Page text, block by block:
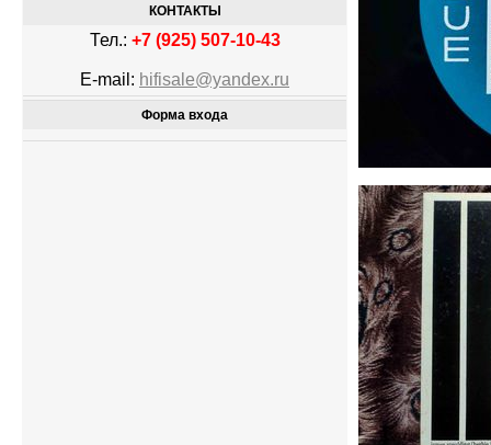
КОНТАКТЫ
Тел.: +7 (925) 507-10-43
E-mail: hifisale@yandex.ru
Форма входа